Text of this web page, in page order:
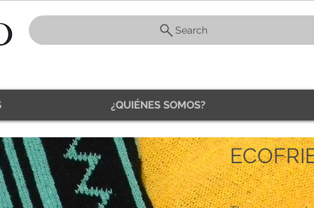
Search
¿QUIÉNES SOMOS?
PRODUCTS